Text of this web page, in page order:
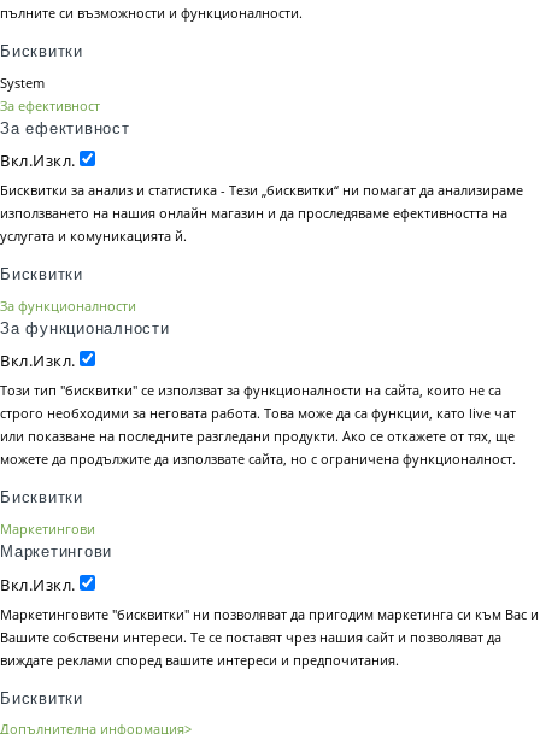
пълните си възможности и функционалности.
Бисквитки
System
За ефективност
За ефективност
Вкл.Изкл.
Бисквитки за анализ и статистика - Тези „бисквитки“ ни помагат да анализираме
използването на нашия онлайн магазин и да проследяваме ефективността на
услугата и комуникацията й.
Бисквитки
За функционалности
За функционалности
Вкл.Изкл.
Този тип "бисквитки" се използват за функционалности на сайта, които не са
строго необходими за неговата работа. Това може да са функции, като live чат
или показване на последните разгледани продукти. Ако се откажете от тях, ще
можете да продължите да използвате сайта, но с ограничена функционалност.
Бисквитки
Маркетингови
Маркетингови
Вкл.Изкл.
Маркетинговите "бисквитки" ни позволяват да пригодим маркетинга си към Вас и
Вашите собствени интереси. Те се поставят чрез нашия сайт и позволяват да
виждате реклами според вашите интереси и предпочитания.
Бисквитки
Допълнителна информация>